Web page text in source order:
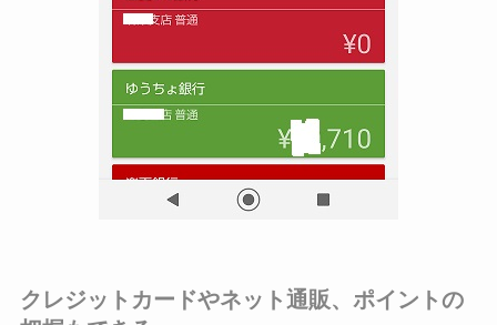
クレジットカードやネット通販、ポイントの